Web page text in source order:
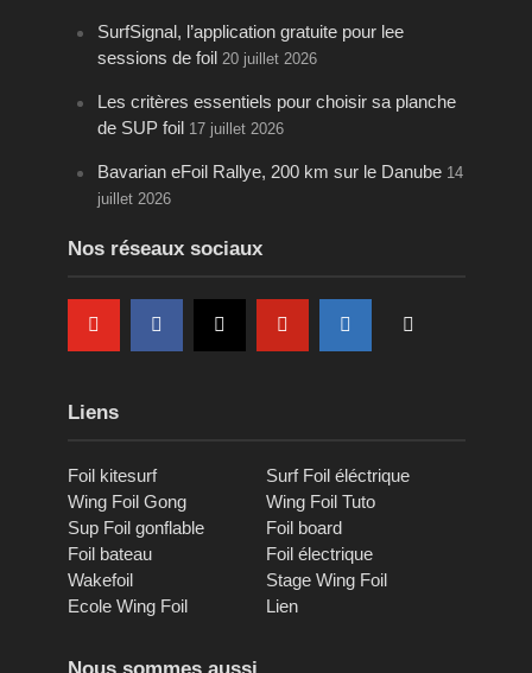
SurfSignal, l’application gratuite pour lee
sessions de foil 20 juillet 2026
Les critères essentiels pour choisir sa planche
de SUP foil 17 juillet 2026
Bavarian eFoil Rallye, 200 km sur le Danube 14
juillet 2026
Nos réseaux sociaux
Liens
Foil kitesurf
Surf Foil éléctrique
Wing Foil Gong
Wing Foil Tuto
Sup Foil gonflable
Foil board
Foil bateau
Foil électrique
Wakefoil
Stage Wing Foil
Ecole Wing Foil
Lien